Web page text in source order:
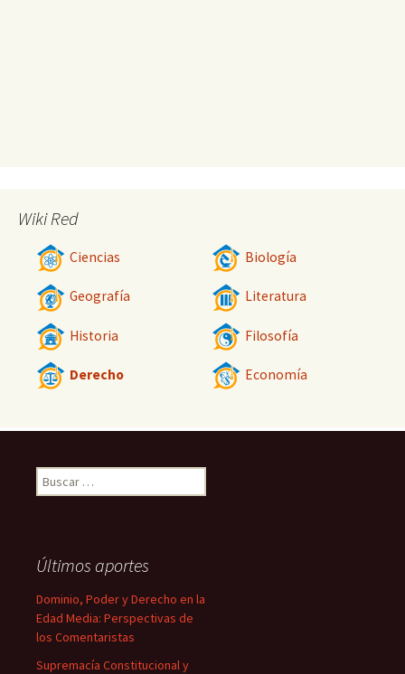
Wiki Red
Ciencias Biología
Geografía Literatura
Historia Filosofía
Derecho Economía
Buscar:
Últimos aportes
Dominio, Poder y Derecho en la
Edad Media: Perspectivas de
los Comentaristas
Supremacía Constitucional y